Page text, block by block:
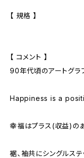
【 規格 】
【 コメント 】
90年代頃のアートグラ
Happiness is a
幸福はプラス(収益)の
裾、袖共にシングルステ